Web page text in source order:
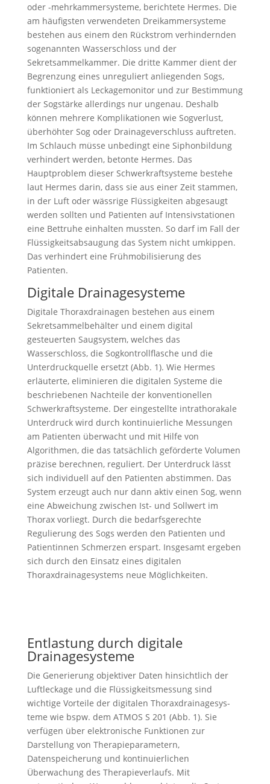
oder -mehrkammersysteme, berichtete Hermes. Die
am häufigsten verwendeten Dreikammersysteme
bestehen aus einem den Rückstrom verhindernden
sogenannten Wasserschloss und der
Sekretsammelkammer. Die dritte Kammer dient der
Begrenzung eines unreguliert anliegenden Sogs,
funktioniert als Leckagemonitor und zur Bestimmung
der Sogstärke allerdings nur ungenau. Deshalb
können mehrere Komplikationen wie Sogverlust,
überhöhter Sog oder Drainageverschluss auftreten.
Im Schlauch müsse unbedingt eine Siphonbildung
verhindert werden, betonte Hermes. Das
Hauptproblem dieser Schwerkraftsysteme bestehe
laut Hermes darin, dass sie aus einer Zeit stammen,
in der Luft oder wässrige Flüssigkeiten abgesaugt
werden sollten und Patienten auf Intensivstationen
eine Bettruhe einhalten mussten. So darf im Fall der
Flüssigkeitsabsaugung das System nicht umkippen.
Das verhindert eine Frühmobilisierung des
Patienten.
Digitale Drainagesysteme
Digitale Thoraxdrainagen bestehen aus einem
Sekretsammelbehälter und einem digital
gesteuerten Saugsystem, welches das
Wasserschloss, die Sogkontrollflasche und die
Unterdruckquelle ersetzt (Abb. 1). Wie Hermes
erläuterte, eliminieren die digitalen Systeme die
beschriebenen Nachteile der konventionellen
Schwerkraftsysteme. Der eingestellte intrathorakale
Unterdruck wird durch kontinuierliche Messungen
am Patienten über­wacht und mit Hilfe von
Algorithmen, die das tatsächlich geförderte Volumen
präzise berechnen, reguliert. Der Unterdruck lässt
sich individuell auf den Patienten abstimmen. Das
System erzeugt auch nur dann aktiv einen Sog, wenn
eine Abweichung zwischen Ist- und Sollwert im
Thorax vorliegt. Durch die bedarfsgerechte
Regulierung des Sogs werden den Patienten und
Patientinnen Schmerzen erspart. Insgesamt ergeben
sich durch den Einsatz eines digitalen
Thoraxdrainagesystems neue Möglichkeiten.
Entlastung durch digitale
Drainagesysteme
Die Generierung objektiver Daten hinsichtlich der
Luftleckage und die Flüssigkeitsmessung sind
wichtige Vorteile der digitalen Thoraxdrainagesys­
teme wie bspw. dem ATMOS S 201 (Abb. 1). Sie
verfügen über elektronische Funktionen zur
Darstellung von Therapieparametern,
Datenspeicherung und kontinuierlichen
Überwachung des Therapieverlaufs. Mit